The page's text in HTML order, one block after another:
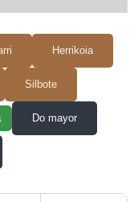
Herrikoia
Silbote
Do mayor